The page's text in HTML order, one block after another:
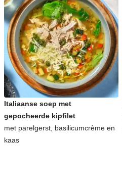
Italiaanse soep met
gepocheerde kipfilet
met parelgerst, basilicumcrème en
kaas